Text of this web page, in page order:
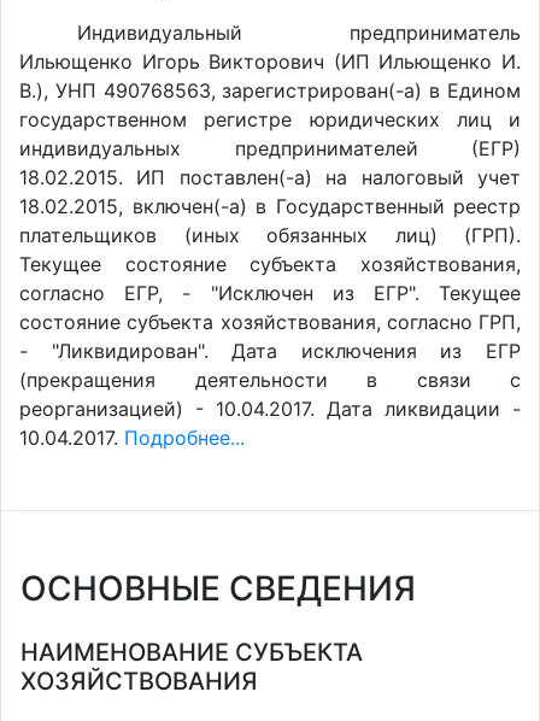
Индивидуальный предприниматель
Ильющенко Игорь Викторович (ИП Ильющенко И.
В.), УНП 490768563, зарегистрирован(-а) в Едином
государственном регистре юридических лиц и
индивидуальных предпринимателей (ЕГР)
18.02.2015. ИП поставлен(-a) на налоговый учет
18.02.2015, включен(-a) в Государственный реестр
плательщиков (иных обязанных лиц) (ГРП).
Текущее состояние субъекта хозяйствования,
согласно ЕГР, - "Исключен из ЕГР". Текущее
состояние субъекта хозяйствования, согласно ГРП,
- "Ликвидирован". Дата исключения из ЕГР
(прекращения деятельности в связи с
реорганизацией) - 10.04.2017. Дата ликвидации -
10.04.2017. Подробнее...
ОСНОВНЫЕ СВЕДЕНИЯ
НАИМЕНОВАНИЕ СУБЪЕКТА
ХОЗЯЙСТВОВАНИЯ